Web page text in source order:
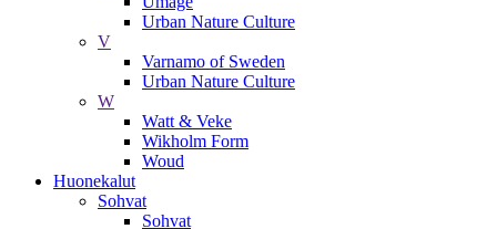
Urban Nature Culture
V
Varnamo of Sweden
Urban Nature Culture
W
Watt & Veke
Wikholm Form
Woud
Huonekalut
Sohvat
Sohvat